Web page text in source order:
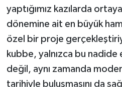
yaptığımız kazılarda
dönemine ait en büyük
özel bir proje
kubbe, yalnızca bu nadide
değil, aynı zamanda
tarihiyle buluşmasını da